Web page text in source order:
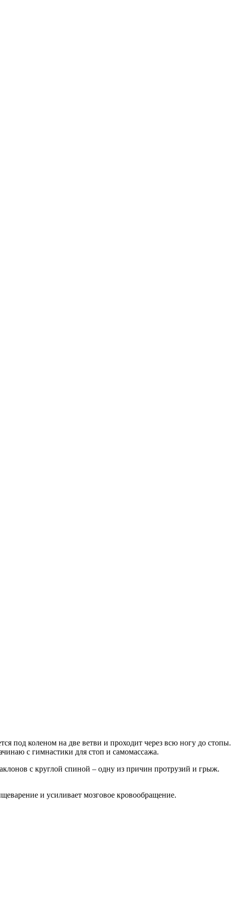
под коленом на две ветви и проходит через всю ногу до стопы.
с гимнастики для стоп и самомассажа.
с круглой спиной – одну из причин протрузий и грыж.
и усиливает мозговое кровообращение.